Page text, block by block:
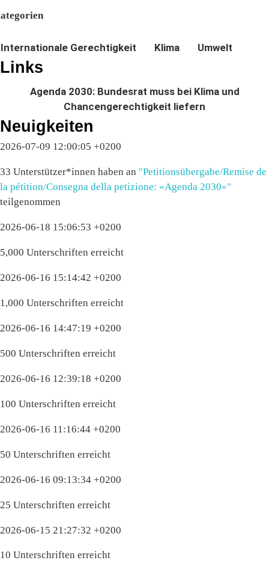
Internationale Gerechtigkeit Klima Umwelt
Links
Agenda 2030: Bundesrat muss bei Klima und
Chancengerechtigkeit liefern
Neuigkeiten
2026-07-09 12:00:05 +0200
33 Unterstützer*innen haben an "Petitionsübergabe/Remise de
la pétition/Consegna della petizione: «Agenda 2030»"
teilgenommen
2026-06-18 15:06:53 +0200
5,000 Unterschriften erreicht
2026-06-16 15:14:42 +0200
1,000 Unterschriften erreicht
2026-06-16 14:47:19 +0200
500 Unterschriften erreicht
2026-06-16 12:39:18 +0200
100 Unterschriften erreicht
2026-06-16 11:16:44 +0200
50 Unterschriften erreicht
2026-06-16 09:13:34 +0200
25 Unterschriften erreicht
2026-06-15 21:27:32 +0200
10 Unterschriften erreicht